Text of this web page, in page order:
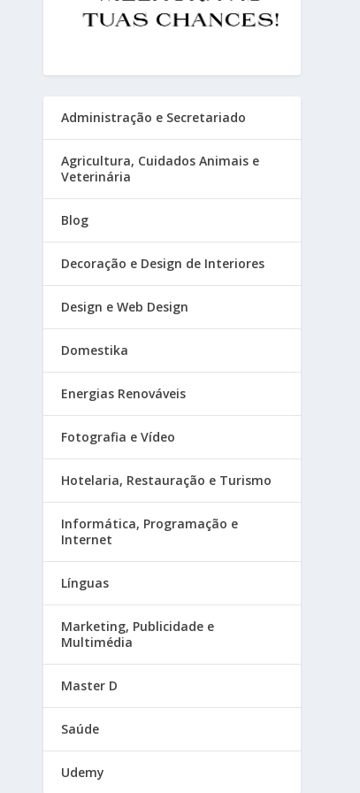
Administração e Secretariado
Agricultura, Cuidados Animais e
Veterinária
Blog
Decoração e Design de Interiores
Design e Web Design
Domestika
Energias Renováveis
Fotografia e Vídeo
Hotelaria, Restauração e Turismo
Informática, Programação e
Internet
Línguas
Marketing, Publicidade e
Multimédia
Master D
Saúde
Udemy